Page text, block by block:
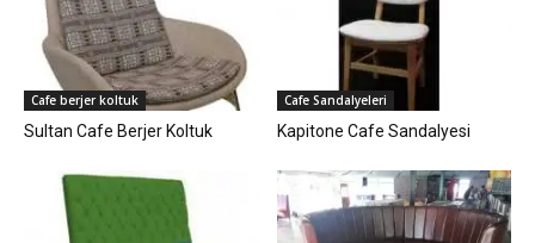
Cafe berjer koltuk
Sultan Cafe Berjer Koltuk
Cafe Sandalyeleri
Kapitone Cafe Sandalyesi